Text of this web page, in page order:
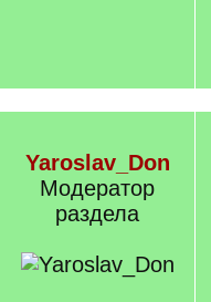
Yaroslav_Don
Модератор
раздела